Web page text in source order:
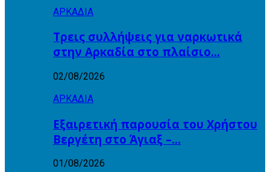
ΑΡΚΑΔΙΑ
Τρεις συλλήψεις για ναρκωτικά
στην Αρκαδία στο πλαίσιο…
02/08/2026
ΑΡΚΑΔΙΑ
Εξαιρετική παρουσία του Χρήστου
Βεργέτη στο Άγιαξ –…
01/08/2026